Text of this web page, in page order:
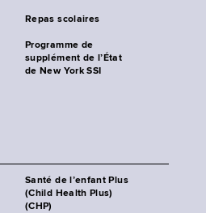
Repas scolaires
Programme de
supplément de l’État
de New York SSI
Santé de l’enfant Plus
(Child Health Plus)
(CHP)